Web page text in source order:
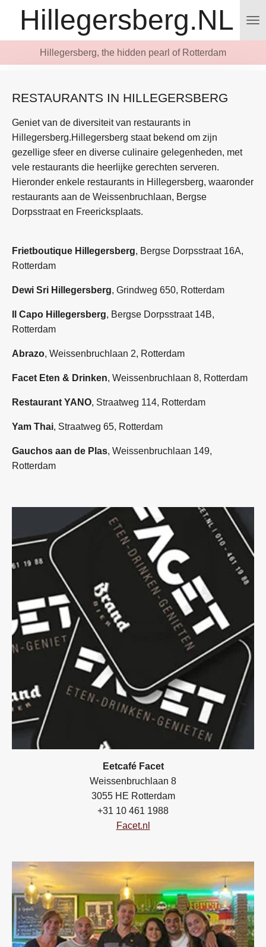
direct
naar
Hillegersberg.NL
Hillegersberg, the hidden pearl of Rotterdam
RESTAURANTS IN HILLEGERSBERG
Geniet van de diversiteit van restaurants in
Hillegersberg.Hillegersberg staat bekend om zijn
gezellige sfeer en diverse culinaire gelegenheden, met
vele restaurants die heerlijke gerechten serveren.
Hieronder enkele restaurants in Hillegersberg, waaronder
restaurants aan de Weissenbruchlaan, Bergse
Dorpsstraat en Freericksplaats.
Frietboutique Hillegersberg, Bergse Dorpsstraat 16A,
Rotterdam
Dewi Sri Hillegersberg, Grindweg 650, Rotterdam
Il Capo Hillegersberg, Bergse Dorpsstraat 14B,
Rotterdam
Abrazo, Weissenbruchlaan 2, Rotterdam
Facet Eten & Drinken, Weissenbruchlaan 8, Rotterdam
Restaurant YANO, Straatweg 114, Rotterdam
Yam Thai, Straatweg 65, Rotterdam
Gauchos aan de Plas, Weissenbruchlaan 149,
Rotterdam
Eetcafé Facet
Weissenbruchlaan 8
3055 HE Rotterdam
+31 10 461 1988
Facet.nl